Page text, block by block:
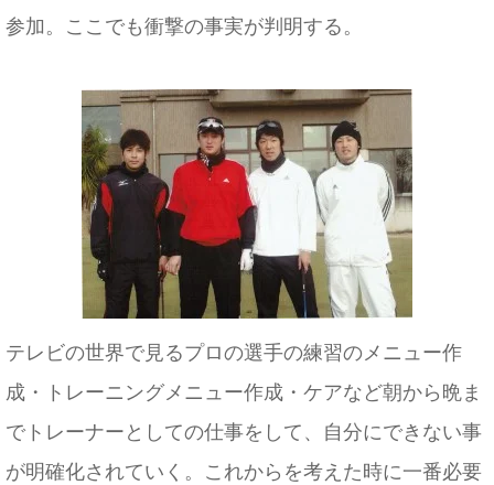
参加。ここでも衝撃の事実が判明する。
テレビの世界で見るプロの選手の練習のメニュー作
成・トレーニングメニュー作成・ケアなど朝から晩ま
でトレーナーとしての仕事をして、自分にできない事
が明確化されていく。これからを考えた時に一番必要